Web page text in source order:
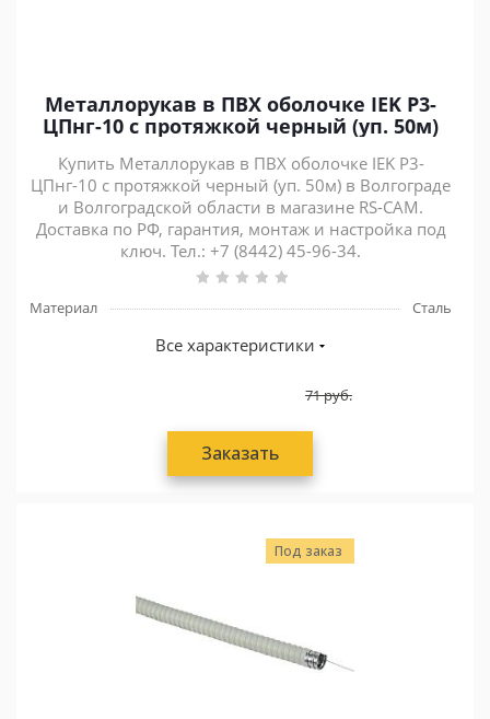
Металлорукав в ПВХ оболочке IEK Р3-
ЦПнг-10 с протяжкой черный (уп. 50м)
Купить Металлорукав в ПВХ оболочке IEK Р3-
ЦПнг-10 с протяжкой черный (уп. 50м) в Волгограде
и Волгоградской области в магазине RS-CAM.
Доставка по РФ, гарантия, монтаж и настройка под
ключ. Тел.: +7 (8442) 45-96-34.
Материал Сталь
Все характеристики
71руб.
Заказать
Под заказ